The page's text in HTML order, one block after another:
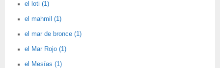
el loti (1)
el mahmil (1)
el mar de bronce (1)
el Mar Rojo (1)
el Mesías (1)